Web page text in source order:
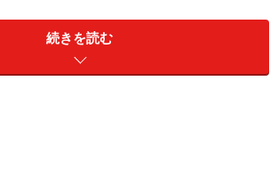
いたということです。
、荻窪の春木屋は二代目と3人のお弟
続きを読む